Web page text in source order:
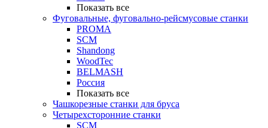
Показать все
Фуговальные, фуговально-рейсмусовые станки
PROMA
SCM
Shandong
WoodTec
BELMASH
Россия
Показать все
Чашкорезные станки для бруса
Четырехсторонние станки
SCM